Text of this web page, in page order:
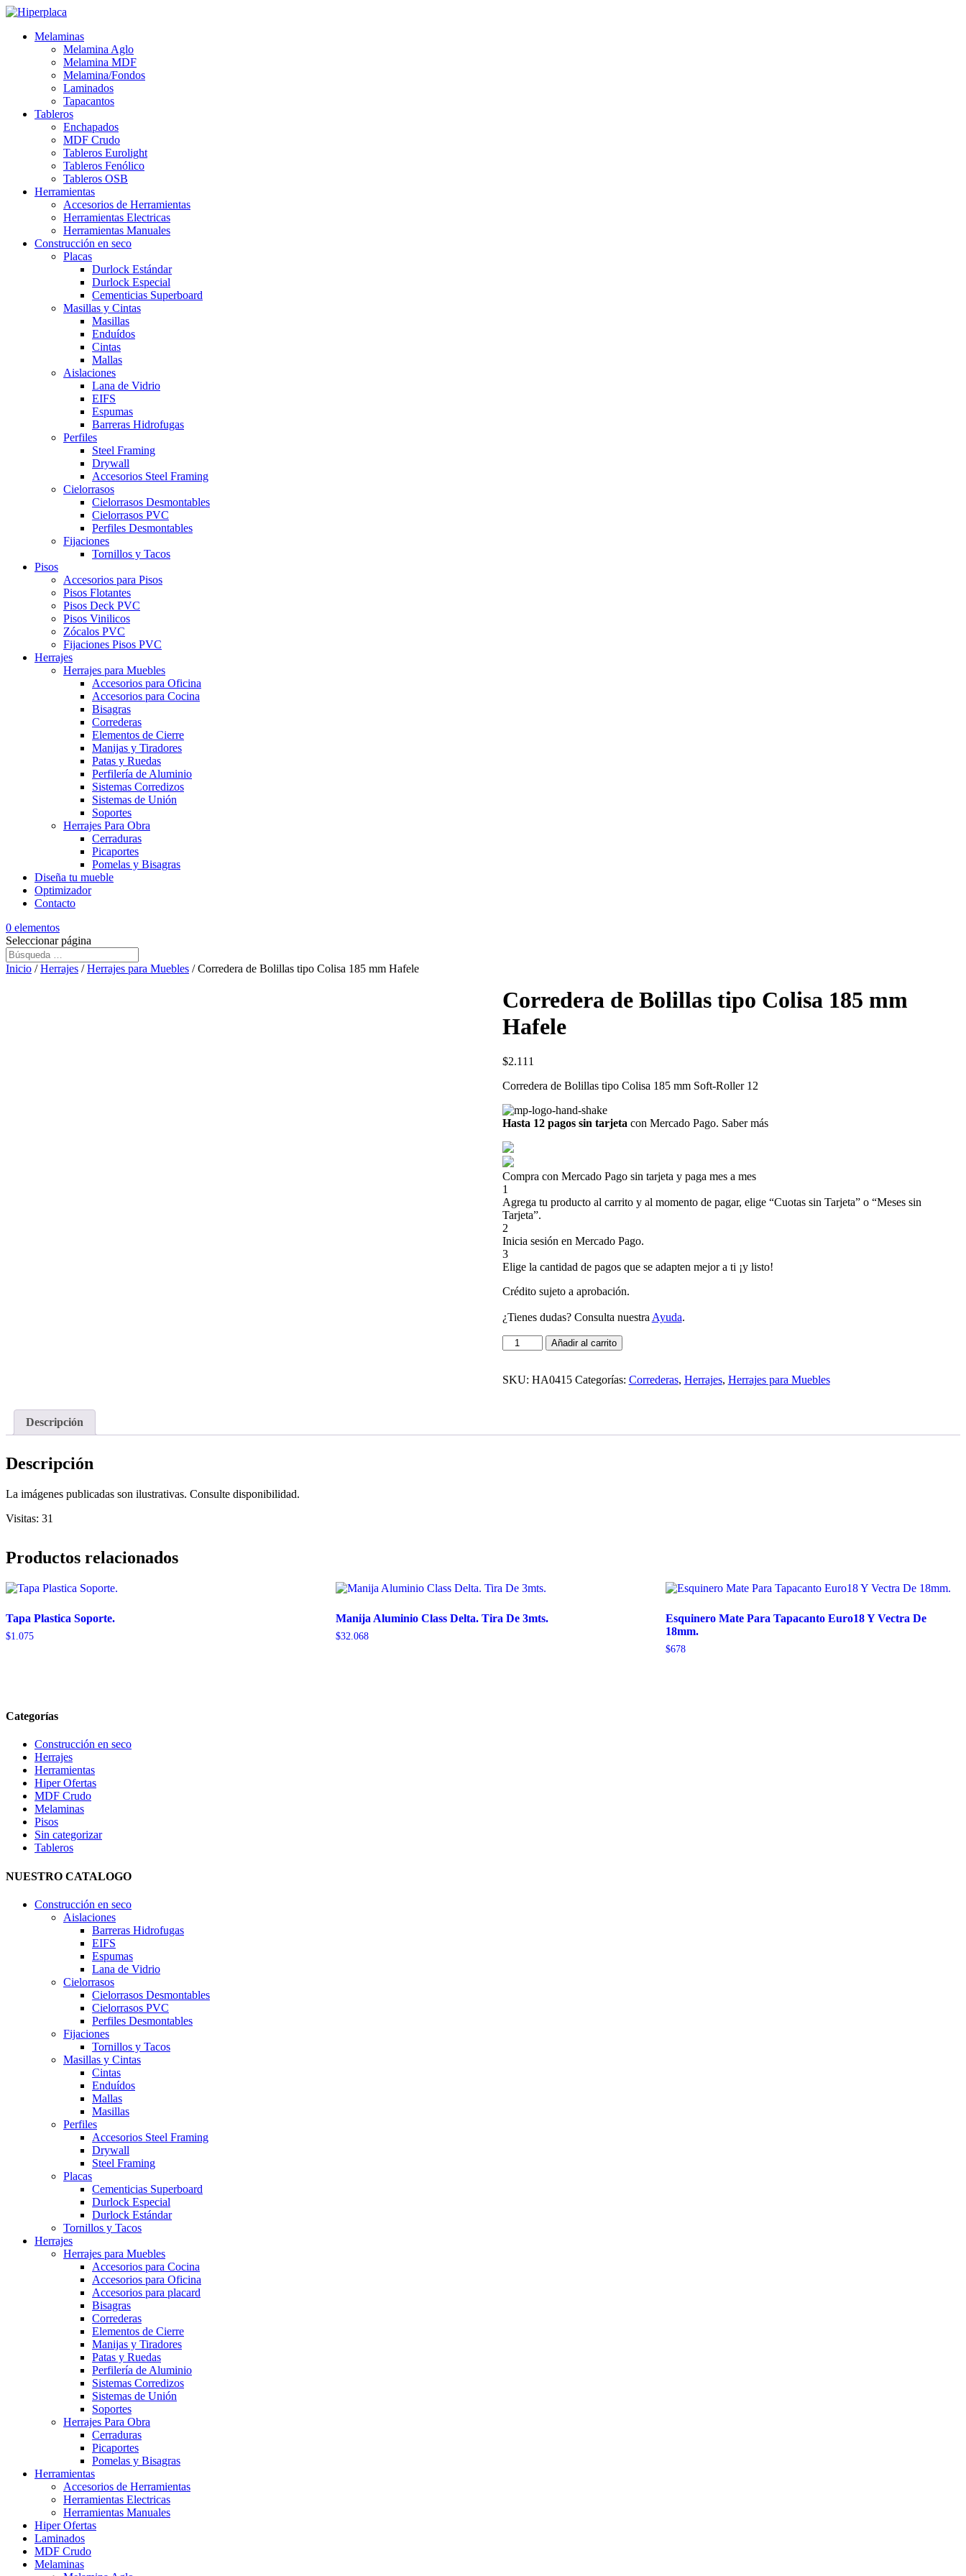
Melaminas
Melamina Aglo
Melamina MDF
Melamina/Fondos
Laminados
Tapacantos
Tableros
Enchapados
MDF Crudo
Tableros Eurolight
Tableros Fenólico
Tableros OSB
Herramientas
Accesorios de Herramientas
Herramientas Electricas
Herramientas Manuales
Construcción en seco
Placas
Durlock Estándar
Durlock Especial
Cementicias Superboard
Masillas y Cintas
Masillas
Enduídos
Cintas
Mallas
Aislaciones
Lana de Vidrio
EIFS
Espumas
Barreras Hidrofugas
Perfiles
Steel Framing
Drywall
Accesorios Steel Framing
Cielorrasos
Cielorrasos Desmontables
Cielorrasos PVC
Perfiles Desmontables
Fijaciones
Tornillos y Tacos
Pisos
Accesorios para Pisos
Pisos Flotantes
Pisos Deck PVC
Pisos Vinilicos
Zócalos PVC
Fijaciones Pisos PVC
Herrajes
Herrajes para Muebles
Accesorios para Oficina
Accesorios para Cocina
Bisagras
Correderas
Elementos de Cierre
Manijas y Tiradores
Patas y Ruedas
Perfilería de Aluminio
Sistemas Corredizos
Sistemas de Unión
Soportes
Herrajes Para Obra
Cerraduras
Picaportes
Pomelas y Bisagras
Diseña tu mueble
Optimizador
Contacto
0 elementos
Seleccionar página
Inicio /Herrajes /Herrajes para Muebles / Corredera de Bolillas tipo Colisa 185 mm Hafele
Corredera de Bolillas tipo Colisa 185 mm
Hafele
$2.111
Corredera de Bolillas tipo Colisa 185 mm Soft-Roller 12
Hasta 12 pagos sin tarjetacon Mercado Pago. Saber más
Compra con Mercado Pago sin tarjeta y paga mes a mes
1
Agrega tu producto al carrito y al momento de pagar, elige “Cuotas sin Tarjeta” o “Meses sin
Tarjeta”.
2
Inicia sesión en Mercado Pago.
3
Elige la cantidad de pagos que se adapten mejor a ti ¡y listo!
Crédito sujeto a aprobación.
¿Tienes dudas? Consulta nuestraAyuda.
Corredera
de
tipo
Hafele
Añadir al carrito
SKU: HA0415 Categorías: Correderas, Herrajes, Herrajes para Muebles
Descripción
Descripción
La imágenes publicadas son ilustrativas. Consulte disponibilidad.
Visitas: 31
Productos relacionados
Tapa Plastica Soporte.
$1.075
Manija Aluminio Class Delta. Tira De 3mts.
$32.068
Esquinero Mate Para Tapacanto Euro18 Y Vectra De
18mm.
$678
Categorías
Construcción en seco
Herrajes
Herramientas
Hiper Ofertas
MDF Crudo
Melaminas
Pisos
Sin categorizar
Tableros
NUESTRO CATALOGO
Construcción en seco
Aislaciones
Barreras Hidrofugas
EIFS
Espumas
Lana de Vidrio
Cielorrasos
Cielorrasos Desmontables
Cielorrasos PVC
Perfiles Desmontables
Fijaciones
Tornillos y Tacos
Masillas y Cintas
Cintas
Enduídos
Mallas
Masillas
Perfiles
Accesorios Steel Framing
Drywall
Steel Framing
Placas
Cementicias Superboard
Durlock Especial
Durlock Estándar
Tornillos y Tacos
Herrajes
Herrajes para Muebles
Accesorios para Cocina
Accesorios para Oficina
Accesorios para placard
Bisagras
Correderas
Elementos de Cierre
Manijas y Tiradores
Patas y Ruedas
Perfilería de Aluminio
Sistemas Corredizos
Sistemas de Unión
Soportes
Herrajes Para Obra
Cerraduras
Picaportes
Pomelas y Bisagras
Herramientas
Accesorios de Herramientas
Herramientas Electricas
Herramientas Manuales
Hiper Ofertas
Laminados
MDF Crudo
Melaminas